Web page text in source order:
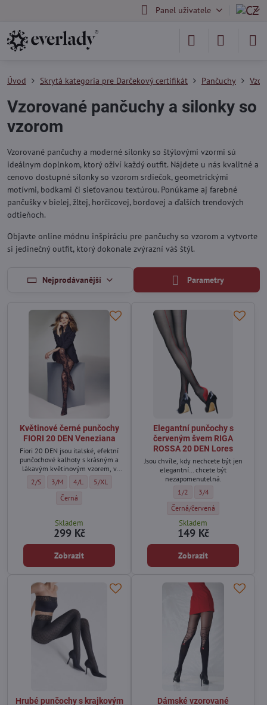
Panel uživatele
Úvod Skrytá kategoria pre Darčekový certifikát Pančuchy
Vzorované pančuchy a silonky so
vzorom
Vzorované pančuchy a moderné silonky so štýlovými vzormi sú
ideálnym doplnkom, ktorý oživí každý outfit. Nájdete u nás kvalitné a
cenovo dostupné silonky so vzorom srdiečok, geometrickými
motívmi, bodkami či sieťovanou textúrou. Ponúkame aj farebné
pančušky v bielej, žltej, horčicovej, bordovej a ďalších trendových
odtieňoch.
Objavte online módnu inšpiráciu pre pančuchy so vzorom a vytvorte
si jedinečný outfit, ktorý dokonale zvýrazní váš štýl.
Nejprodávanější Parametry
Květinové černé punčochy
FIORI 20 DEN Veneziana
Fiori 20 DEN jsou italské, efektní
punčochové kalhoty s krásným a
lákavým květinovým vzorem, v
klínem, který zajišťuje skvělý
komfort nošení.
Květinové černé punčochy FIORI 20 DEN Veneziana - Velikost:
2/S Květinové černé punčochy FIORI 20 DEN Veneziana - Velikost:
3/M Květinové černé punčochy FIORI 20 DEN Veneziana - Velikost:
4/L Květinové černé punčochy FIORI 20 DEN Veneziana -
5/XL
Květinové černé punčochy FIORI 20 DEN Veneziana - Barva:
Černá
Skladem
299 Kč
Zobrazit
Elegantní punčochy s
červeným švem RIGA
ROSSA 20 DEN Lores
Jsou chvíle, kdy nechcete být jen
elegantní… chcete být
nezapomenutelná.
Elegantní punčochy s
1/2 Elegantní punčochy s
3/4
Elegantní punčochy s červeným
Černá/červená
Skladem
149 Kč
Zobrazit
Hrubé punčochy s krajkovým
Dámské vzorované